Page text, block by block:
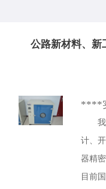
公路新材料、新
****
我司
计、
器精
目前